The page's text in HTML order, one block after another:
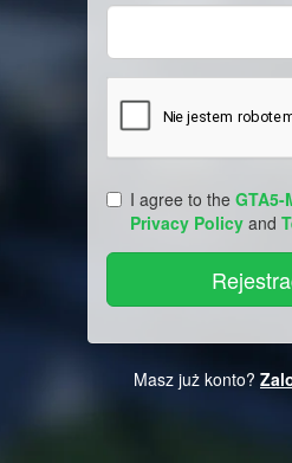
I agree to the
Privacy Policy and
Masz już konto?